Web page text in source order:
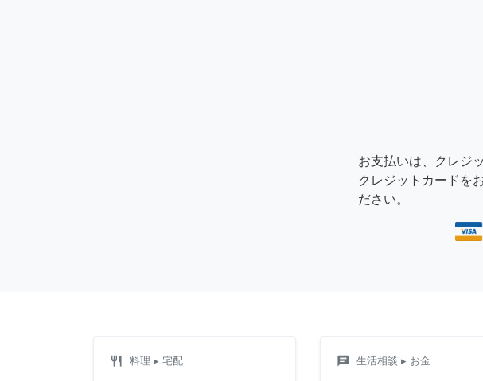
お支払いは、クレジ
クレジットカードを
ださい。
restaurant 料理 ▸ 宅配 chat 生活相談 ▸ お金